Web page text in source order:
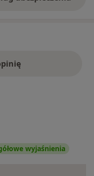
wyjaśnienia